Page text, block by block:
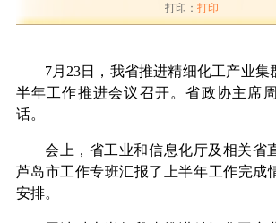
打印： 打印
7月23日，我省推进精细化工产业集
半年工作推进会议召开。省政协主席
话。
会上，省工业和信息化厅及相关省
芦岛市工作专班汇报了上半年工作完成
安排。